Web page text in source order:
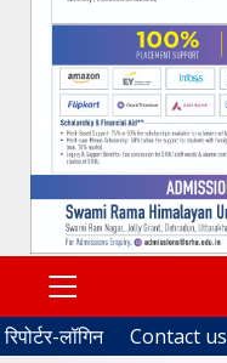
PRIMARY
MENU
रिपोर्टर-लॉगिन Contact us